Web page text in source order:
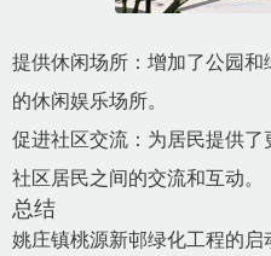
提供休闲场所：增加了公园
的休闲娱乐场所。
促进社区交流：为居民提供
社区居民之间的交流和互动。
总结
姚庄镇桃源新邨绿化工程的